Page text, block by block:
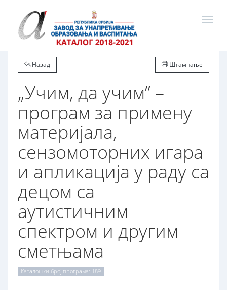
Назад Штампање
„Учим, да учим” –
програм за примену
материјала,
сензомоторних игара
и апликација у раду са
децом са
аутистичним
спектром и другим
сметњама
Каталошки број програма: 189